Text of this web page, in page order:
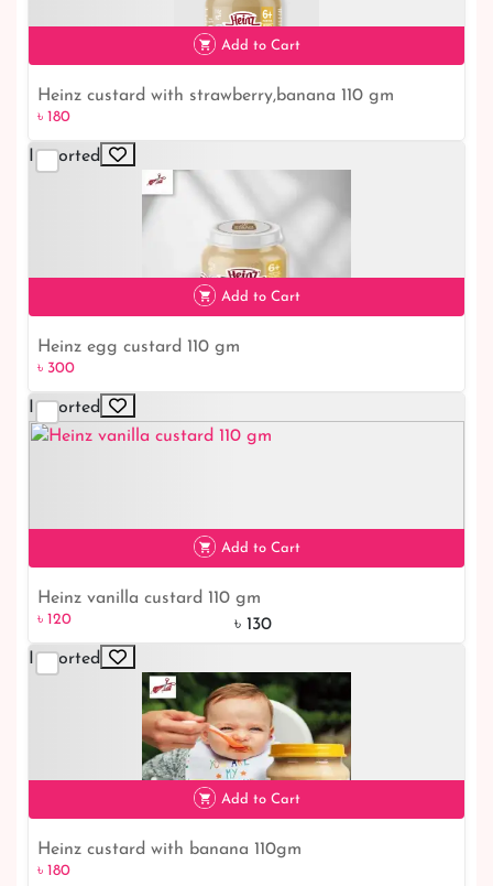
৳ 210
৳ 180
Add to Cart
Heinz custard with strawberry,banana 110 gm
৳ 180
Imported
৳ 300
Add to Cart
Heinz egg custard 110 gm
৳ 300
Imported
৳ 1208% off
Add to Cart
Heinz vanilla custard 110 gm
৳ 120
৳ 130
Imported
Add to Cart
Heinz custard with banana 110gm
৳ 180